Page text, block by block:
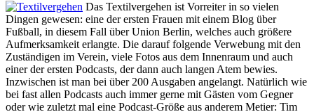
Das Textilvergehen ist Vorreiter in so vielen
Dingen gewesen: eine der ersten Frauen mit einem Blog über
Fußball, in diesem Fall über Union Berlin, welches auch größere
Aufmerksamkeit erlangte. Die darauf folgende Verwebung mit den
Zuständigen im Verein, viele Fotos aus dem Innenraum und auch
einer der ersten Podcasts, der dann auch langen Atem bewies.
Inzwischen ist man bei über 200 Ausgaben angelangt. Natürlich wie
bei fast allen Podcasts auch immer gerne mit Gästen vom Gegner
oder wie zuletzt mal eine Podcast-Größe aus anderem Metier: Tim